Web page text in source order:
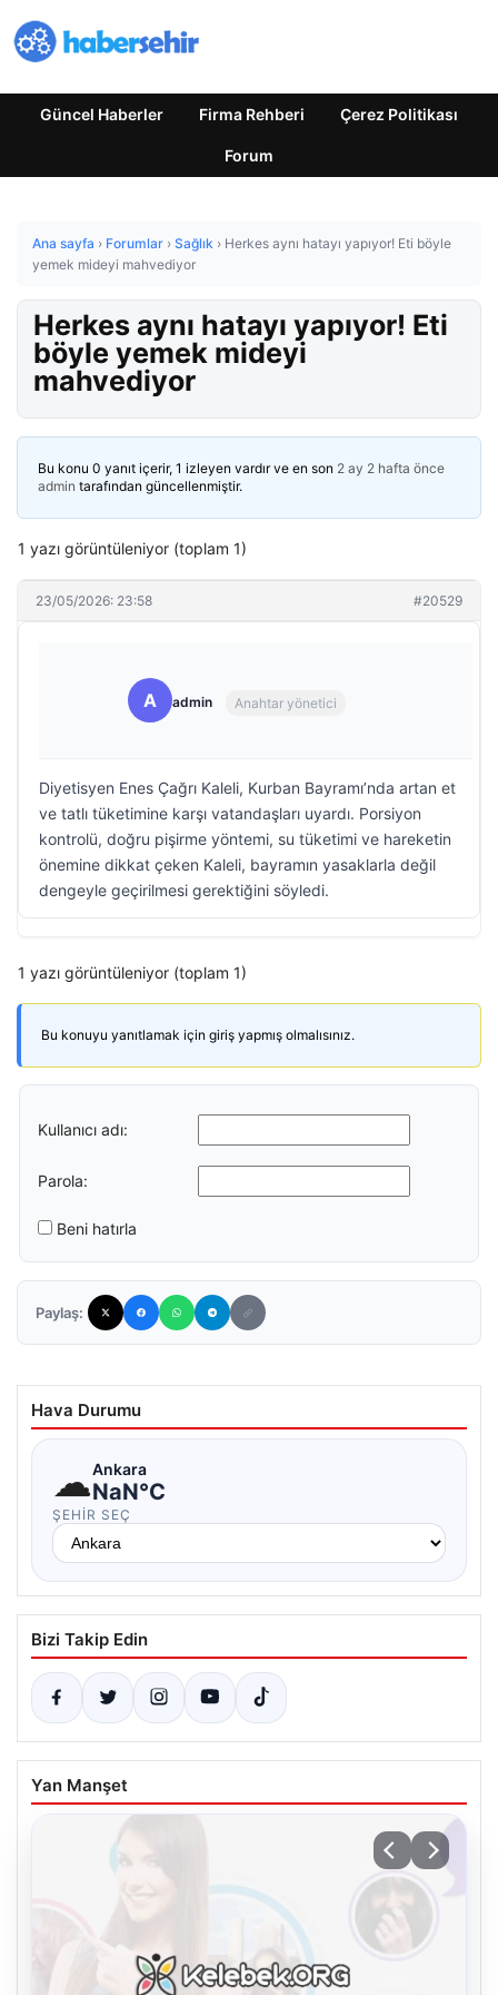
Güncel Haberler Firma Rehberi Çerez Politikası
Forum
Ana sayfa › Forumlar › Sağlık › Herkes aynı hatayı yapıyor! Eti böyle
yemek mideyi mahvediyor
Herkes aynı hatayı yapıyor! Eti
böyle yemek mideyi
mahvediyor
Bu konu 0 yanıt içerir, 1 izleyen vardır ve en son 2 ay 2 hafta önce
admin tarafından güncellenmiştir.
1 yazı görüntüleniyor (toplam 1)
23/05/2026: 23:58 #20529
A admin Anahtar yönetici
Diyetisyen Enes Çağrı Kaleli, Kurban Bayramı’nda artan et
ve tatlı tüketimine karşı vatandaşları uyardı. Porsiyon
kontrolü, doğru pişirme yöntemi, su tüketimi ve hareketin
önemine dikkat çeken Kaleli, bayramın yasaklarla değil
dengeyle geçirilmesi gerektiğini söyledi.
1 yazı görüntüleniyor (toplam 1)
Bu konuyu yanıtlamak için giriş yapmış olmalısınız.
Kullanıcı adı:
Parola:
Beni hatırla
Paylaş:
Hava Durumu
☁Ankara
NaN°C
ŞEHIR SEÇ
Bizi Takip Edin
Yan Manşet